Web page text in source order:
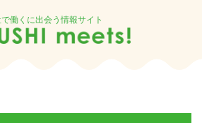
働くに出会う情報サイト